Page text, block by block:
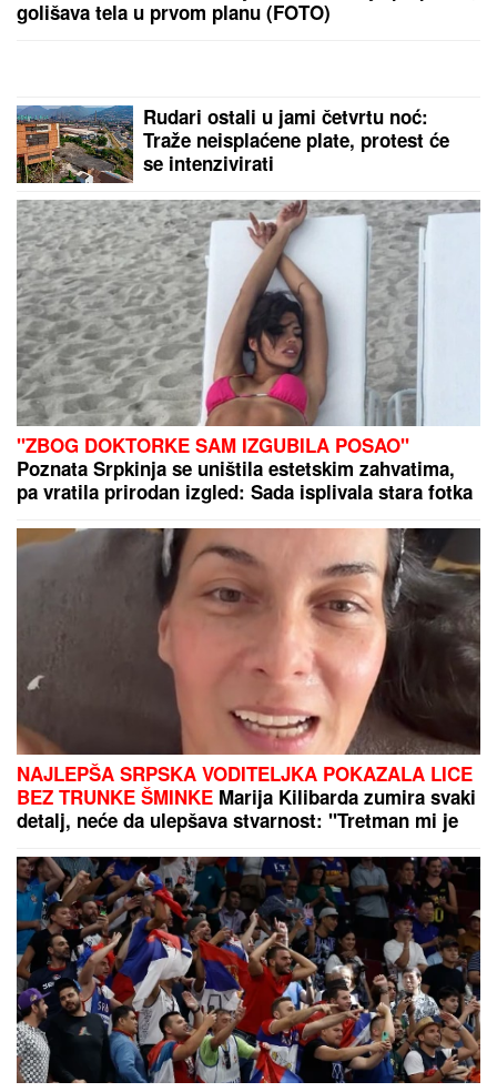
INSPEKCIJA UPALA NA IMANJE
VLADIMIRA TOMOVIĆA U BARU
pokrenuo biznis, hitno se oglasio:
"Imamo zabranu"
Marina Tucaković iznajmljivala stan gde je čuvala
stvari vredne milion evra, otkriveni detalji: "Futa je
sve to stavio u crne kese"